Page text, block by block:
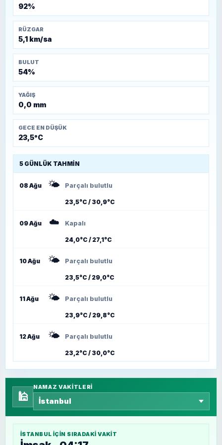
92%
RÜZGAR
5,1 km/sa
BULUT
54%
YAĞIŞ
0,0 mm
GECE EN DÜŞÜK
23,5°C
5 GÜNLÜK TAHMIN
08 Ağu 🌤️ Parçalı bulutlu
23,5°C / 30,9°C
09 Ağu ☁️ Kapalı
24,0°C / 27,1°C
10 Ağu 🌤️ Parçalı bulutlu
23,5°C / 29,0°C
11 Ağu 🌤️ Parçalı bulutlu
23,9°C / 29,8°C
12 Ağu 🌤️ Parçalı bulutlu
23,2°C / 30,0°C
🕌
NAMAZ VAKITLERI
İSTANBUL IÇIN SIRADAKI VAKIT